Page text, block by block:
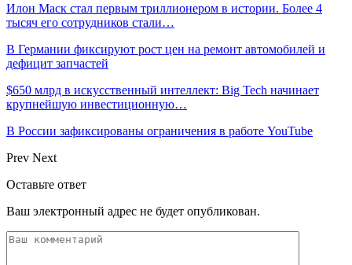
Илон Маск стал первым триллионером в истории. Более 4
тысяч его сотрудников стали…
В Германии фиксируют рост цен на ремонт автомобилей и
дефицит запчастей
$650 млрд в искусственный интеллект: Big Tech начинает
крупнейшую инвестиционную…
В России зафиксированы ограничения в работе YouTube
Prev Next
Оставьте ответ
Ваш электронный адрес не будет опубликован.